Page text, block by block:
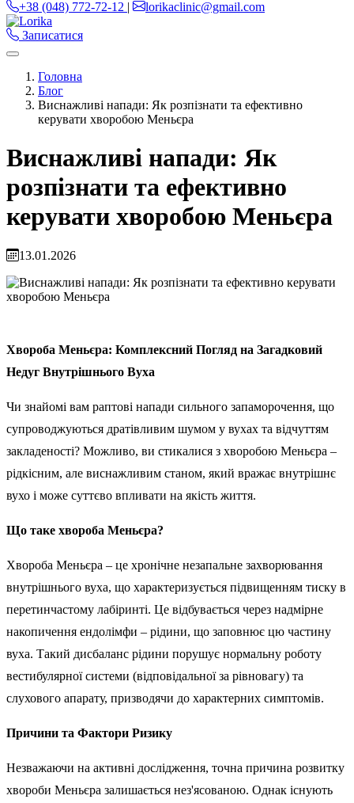
+38 (048) 772-72-12 | lorikaclinic@gmail.com
Записатися
Головна
Блог
Виснажливі напади: Як розпізнати та ефективно
керувати хворобою Меньєра
Виснажливі напади: Як
розпізнати та ефективно
керувати хворобою Меньєра
13.01.2026
Хвороба Меньєра: Комплексний Погляд на Загадковий
Недуг Внутрішнього Вуха
Чи знайомі вам раптові напади сильного запаморочення, що
супроводжуються дратівливим шумом у вухах та відчуттям
закладеності? Можливо, ви стикалися з хворобою Меньєра –
рідкісним, але виснажливим станом, який вражає внутрішнє
вухо і може суттєво впливати на якість життя.
Що таке хвороба Меньєра?
Хвороба Меньєра – це хронічне незапальне захворювання
внутрішнього вуха, що характеризується підвищенням тиску в
перетинчастому лабіринті. Це відбувається через надмірне
накопичення ендолімфи – рідини, що заповнює цю частину
вуха. Такий дисбаланс рідини порушує нормальну роботу
вестибулярної системи (відповідальної за рівновагу) та
слухового апарату, призводячи до характерних симптомів.
Причини та Фактори Ризику
Незважаючи на активні дослідження, точна причина розвитку
хвороби Меньєра залишається нез'ясованою. Однак існують